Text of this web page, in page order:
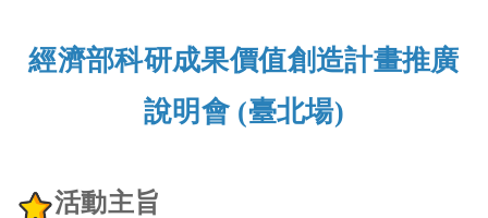
經濟部科研成果價值創造計畫推廣
說明會 (臺北場)
活動主旨